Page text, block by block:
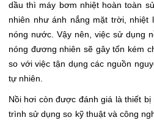
dầu thì máy bơm nhiệt hoàn toàn
nhiên như ánh nắng mặt trời, nhiệt
nóng nước. Vậy nên, việc sử dụng
nóng đương nhiên sẽ gây tốn kém
so với việc tận dụng các nguồn
tự nhiên.
Nồi hơi còn được đánh giá là thiết
trình sử dụng so kỹ thuật và công